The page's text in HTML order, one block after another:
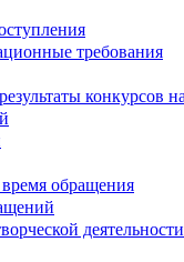
требования
конкурсов
обращения
деятельности